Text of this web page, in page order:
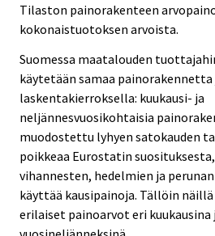
Tilaston painorakenteen
kokonaistuotoksen arvoista.
Suomessa maatalouden
käytetään samaa
laskentakierroksella: kuukausi- ja
neljännesvuosikohtaisia
muodostettu lyhyen satokauden
poikkeaa Eurostatin
vihannesten, hedelmien ja
käyttää kausipainoja. Tällöin
erilaiset painoarvot eri